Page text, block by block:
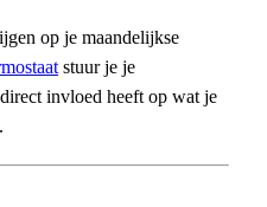
op je maandelijkse
stuur je je
invloed heeft op wat je